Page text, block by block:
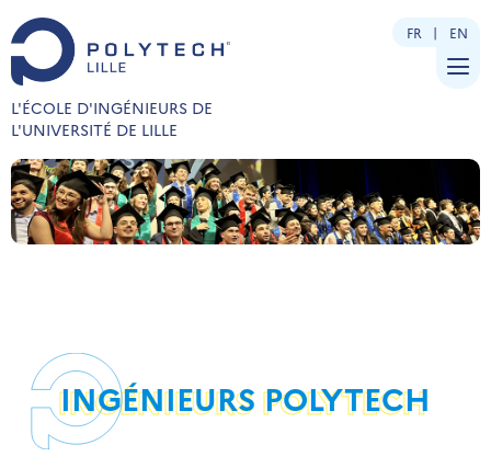
L'ÉCOLE D'INGÉNIEURS DE
L'UNIVERSITÉ DE LILLE
FR EN
INGÉNIEURS POLYTECH